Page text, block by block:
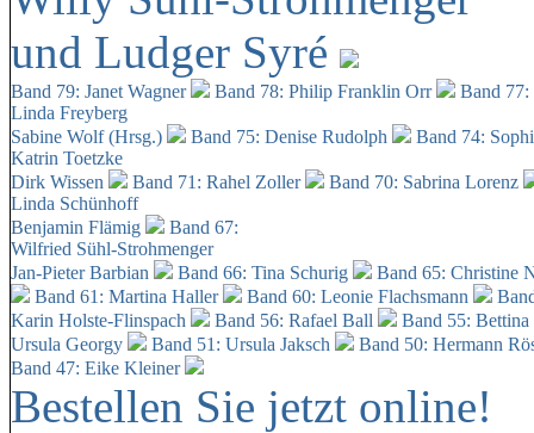
und Ludger Syré
Band 79: Janet Wagner Band 78: Philip Franklin Orr
Band
Linda Freyberg
Sabine Wolf (Hrsg.)
Band 75: Denise Rudolph
Band 74:
Katrin Toetzke
Dirk Wissen
Band 71: Rahel Zoller
Band 70: Sabrina Lorenz
Linda Schünhoff
Benjamin Flämig
Band 67:
Wilfried Sühl-Strohmenger
Jan-Pieter Barbian
Band 66: Tina Schurig
Band 65: Christine
Band 61: Martina Haller
Band 60: Leonie Flachsmann
Karin Holste-Flinspach
Band 56: Rafael Ball
Band 55:
Ursula Georgy
Band 51: Ursula Jaksch Band 50: Hermann
Band 47: Eike Kleiner
Bestellen Sie jetzt online!